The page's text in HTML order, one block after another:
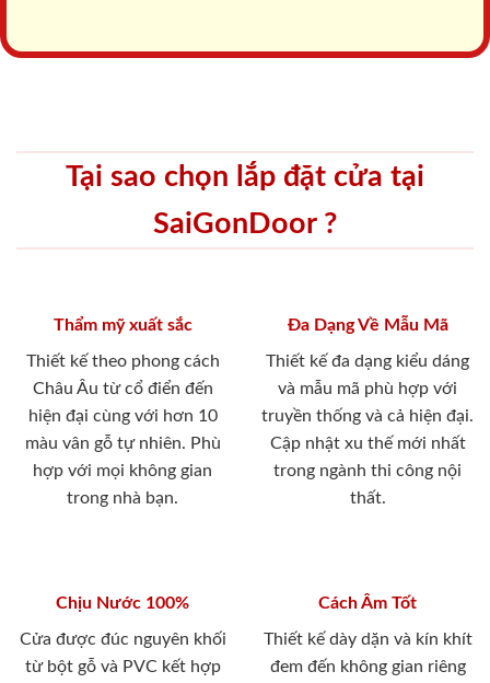
Tại sao chọn lắp đặt cửa tại
SaiGonDoor ?
Thẩm mỹ xuất sắc
Thiết kế theo phong cách
Châu Âu từ cổ điển đến
hiện đại cùng với hơn 10
màu vân gỗ tự nhiên. Phù
hợp với mọi không gian
trong nhà bạn.
Đa Dạng Về Mẫu Mã
Thiết kế đa dạng kiểu dáng
và mẫu mã phù hợp với
truyền thống và cả hiện đại.
Cập nhật xu thế mới nhất
trong ngành thi công nội
thất.
Chịu Nước 100%
Cửa được đúc nguyên khối
từ bột gỗ và PVC kết hợp
Cách Âm Tốt
Thiết kế dày dặn và kín khít
đem đến không gian riêng